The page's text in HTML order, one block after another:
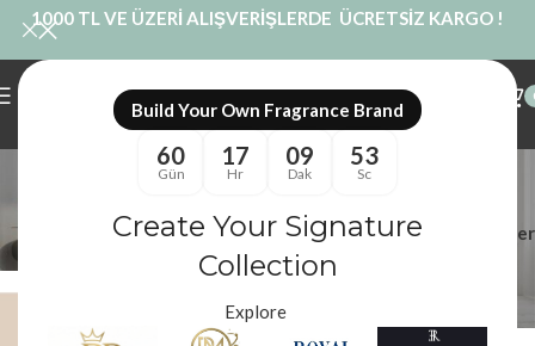
Build Your Own Fragrance Brand
60
Gün
17
Hr
09
Dak
53
Sc
Create Your Signature
Collection
Explore
1000 TL VE ÜZERİ ALIŞVERİŞLERDE ÜCRETSİZ KARGO !
Kavanoz Mum
Royal Mum
Ürünler “Kavanoz Mum” olarak etiketlendi Filtreler